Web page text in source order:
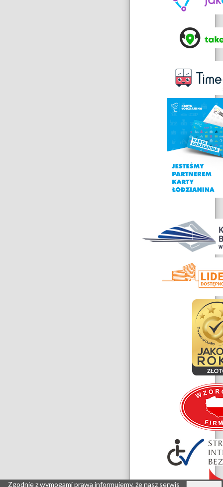
Nagrody
Zgodnie z wymogami prawa informujemy, że nasz serwis